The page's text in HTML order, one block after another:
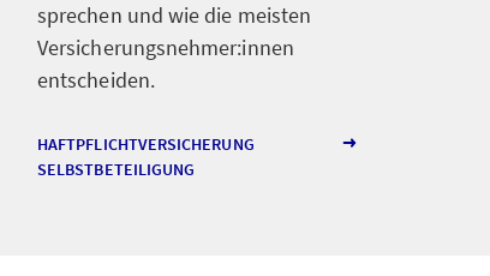
sprechen und wie die meisten
Versicherungsnehmer:innen
entscheiden.
HAFTPFLICHTVERSICHERUNG
SELBSTBETEILIGUNG